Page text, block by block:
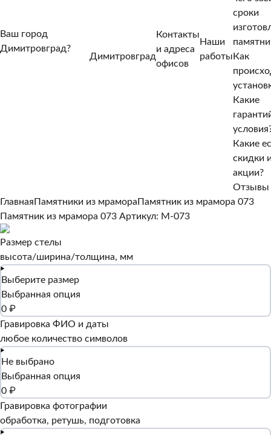
Ваш город
Димитровград?
Димитровград
Контакты
и адреса
офисов
Наши
работы
сроки
Как
Какие
Какие
скидки
акции?
Отзывы
Главная Памятники из мрамора Памятник из мрамора 073
Памятник из мрамора 073 Артикул: M-073
Размер стелы
высота/ширина/толщина, мм
Выберите размер
Выбранная опция
0 ₽
Гравировка ФИО и даты
любое количество символов
Не выбрано
Выбранная опция
0 ₽
Гравировка фотографии
обработка, ретушь, подготовка